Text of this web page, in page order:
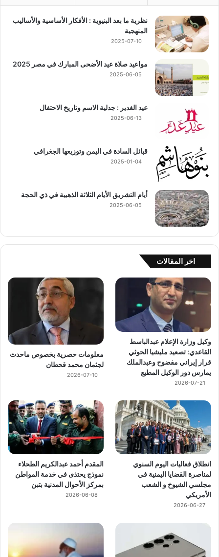
نظرية ما بعد البنيوية : الأفكار الأساسية والأساليب
المنهجية
2025-07-10
مواعيد صلاة عيد الأضحى المبارك في مصر 2025
2025-06-05
عيد الغدير : جدلية الاسم وتاريخ الاحتفال
2025-06-13
قبائل السادة في اليمن وتوزيعها الجغرافي
2025-01-04
أيام التشريق الأيام الثلاثة الذهبية في ذي الحجة
2025-06-05
اخر المقالات
وكيل وزارة الإعلام عبدالباسط
القاعدي: تصعيد مليشيا الحوثي
قرار إيراني مفضوح وعبدالملك
يمارس دور الوكيل المطيع
2026-07-21
معلومات حصرية بخصوص ماحدث
لجثمان محمد قحطان
2026-07-10
انطلاق فعاليات اليوم السنوي
لمناصرة القضايا اليمنية في
مجلسي الشيوخ و الشعب
الأمريكي
2026-06-27
المقدم أحمد عبدالكريم الطحلاء
نموذج يحتذى في خدمة المواطن
بمركز الأحوال المدنية بتبن
2026-06-08